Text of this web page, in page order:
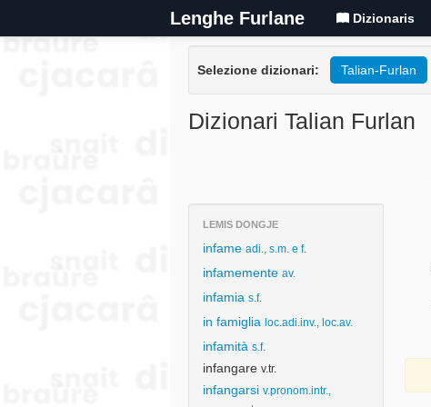
Lenghe Furlane Dizionaris
Selezione dizionari: Talian-Furlan
Dizionari Talian Furlan
LEMIS DONGJE
infame adi., s.m. e f.
infamemente av.
infamia s.f.
in famiglia loc.adi.inv., loc.av.
infamità s.f.
infangare v.tr.
infangarsi v.pronom.intr.,